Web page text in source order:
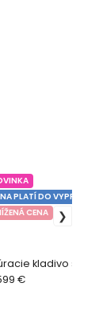
kladivo s 2
PLATÍ DO
CENA
€